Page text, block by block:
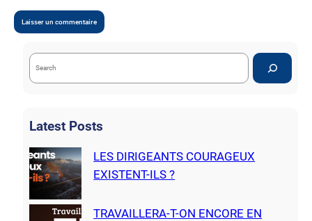
S
a
Latest Posts
LES DIRIGEANTS COURAGEUX
EXISTENT-ILS ?
TRAVAILLERA-T-ON ENCORE EN